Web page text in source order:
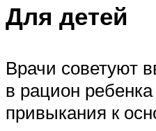
Для детей
Врачи советуют
в рацион
привыкания к